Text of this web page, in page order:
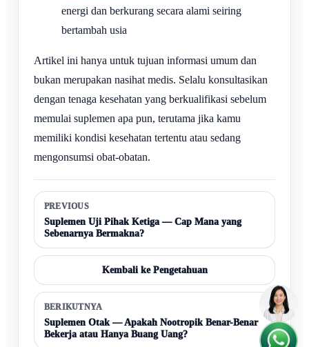
energi dan berkurang secara alami seiring
bertambah usia
Artikel ini hanya untuk tujuan informasi umum dan
bukan merupakan nasihat medis. Selalu konsultasikan
dengan tenaga kesehatan yang berkualifikasi sebelum
memulai suplemen apa pun, terutama jika kamu
memiliki kondisi kesehatan tertentu atau sedang
mengonsumsi obat-obatan.
PREVIOUS
Suplemen Uji Pihak Ketiga — Cap Mana yang
Sebenarnya Bermakna?
Kembali ke Pengetahuan
BERIKUTNYA
Suplemen Otak — Apakah Nootropik Benar-Benar
Bekerja atau Hanya Buang Uang?